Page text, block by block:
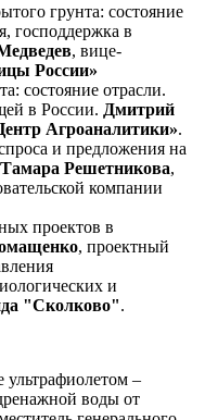
грунта: состояние
господдержка в
, вице-
России»
состояние отрасли.
в России. Дмитрий
Агроаналитики».
и предложения на
Тамара Решетникова,
компании
проектов в
, проектный
и
"Сколково".
ультрафиолетом –
воды от